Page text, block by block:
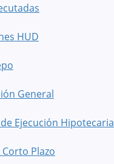
HUD
General
Ejecución Hipotecaria
Plazo